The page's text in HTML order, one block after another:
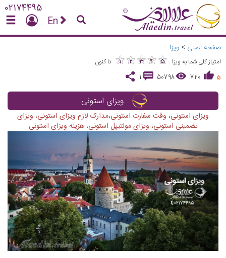
02174495
En
صفحه اصلی > ویزا
امتیاز کلی شما به ویزا ★
1 ★
2 ★
3 ★
4 ★
5
★★★★★
تا کنون
5
720
50798
1
ویزای استونی
ویزای استونی، وقت سفارت استونی،مدارک لازم ویزای استونی، ویزای
تضمینی استونی، ویزای مولتیپل استونی، هزینه ویزای استونی